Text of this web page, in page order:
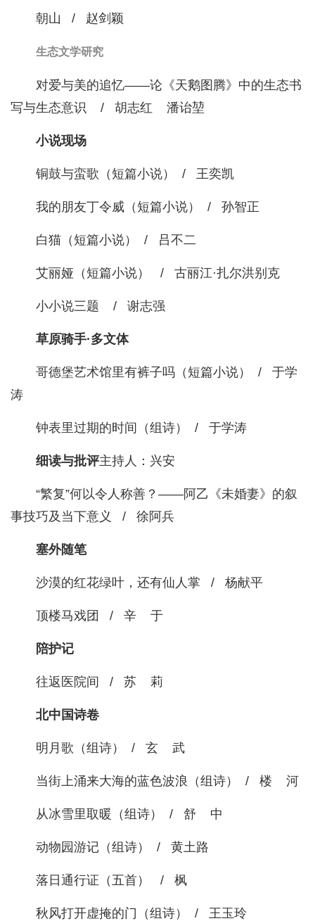
朝山 / 赵剑颖
生态文学研究
对爱与美的追忆——论《天鹅图腾》中的生态书
写与生态意识 / 胡志红 潘诒堃
小说现场
铜鼓与蛮歌（短篇小说） / 王奕凯
我的朋友丁令威（短篇小说） / 孙智正
白猫（短篇小说） / 吕不二
艾丽娅（短篇小说） / 古丽江·扎尔洪别克
小小说三题 / 谢志强
草原骑手·多文体
哥德堡艺术馆里有裤子吗（短篇小说） / 于学
涛
钟表里过期的时间（组诗） / 于学涛
细读与批评主持人：兴安
“繁复”何以令人称善？——阿乙《未婚妻》的叙
事技巧及当下意义 / 徐阿兵
塞外随笔
沙漠的红花绿叶，还有仙人掌 / 杨献平
顶楼马戏团 / 辛 于
陪护记
往返医院间 / 苏 莉
北中国诗卷
明月歌（组诗） / 玄 武
当街上涌来大海的蓝色波浪（组诗） / 楼 河
从冰雪里取暖（组诗） / 舒 中
动物园游记（组诗） / 黄土路
落日通行证（五首） / 枫
秋风打开虚掩的门（组诗） / 王玉玲